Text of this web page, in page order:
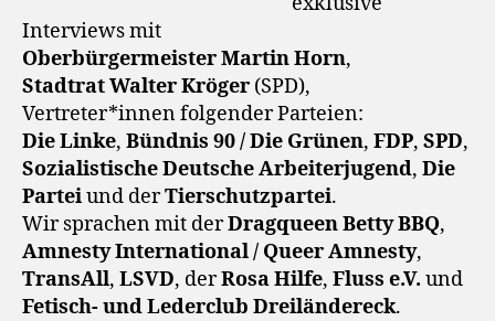
Interviews mit
Oberbürgermeister Martin Horn,
Stadtrat Walter Kröger (SPD),
Vertreter*innen folgender Parteien:
Die Linke, Bündnis 90 / Die Grünen, FDP, SPD,
Sozialistische Deutsche Arbeiterjugend, Die
Parteiund derTierschutzpartei.
Wir sprachen mit derDragqueen Betty BBQ,
Amnesty International / Queer Amnesty,
TransAll, LSVD, derRosa Hilfe, Fluss e.V. und
Fetisch- und Lederclub Dreiländereck.